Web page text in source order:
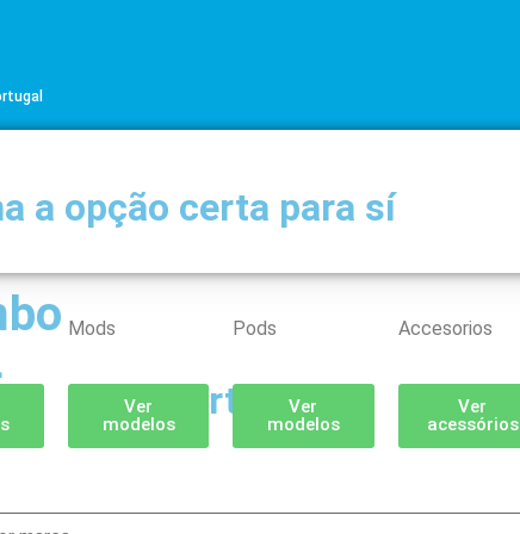
a opção certa para sí
Mods
Ver
modelos
Pods
Ver
modelos
Accesorios
Ver
acessórios
Partilhar